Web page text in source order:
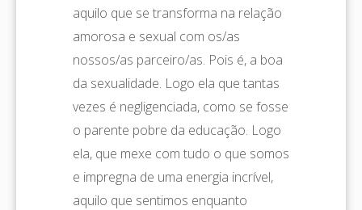
aquilo que se transforma na relação
amorosa e sexual com os/as
nossos/as parceiro/as. Pois é, a boa
da sexualidade. Logo ela que tantas
vezes é negligenciada, como se fosse
o parente pobre da educação. Logo
ela, que mexe com tudo o que somos
e impregna de uma energia incrível,
aquilo que sentimos enquanto